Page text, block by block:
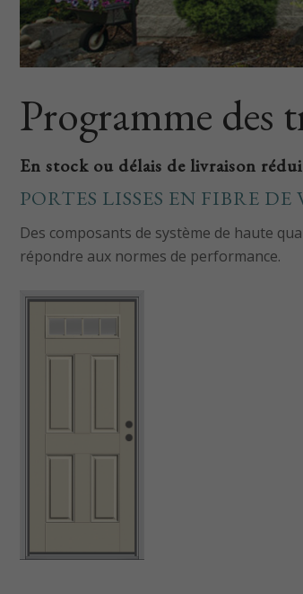
Programme des
En stock ou délais de livraison
PORTES LISSES EN FIBRE
Des composants de système de haute
répondre aux normes de performance.